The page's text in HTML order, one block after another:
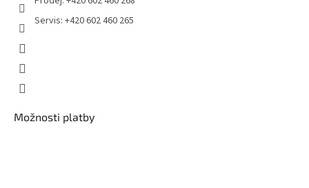
Servis: +420 602 460 265
Možnosti platby